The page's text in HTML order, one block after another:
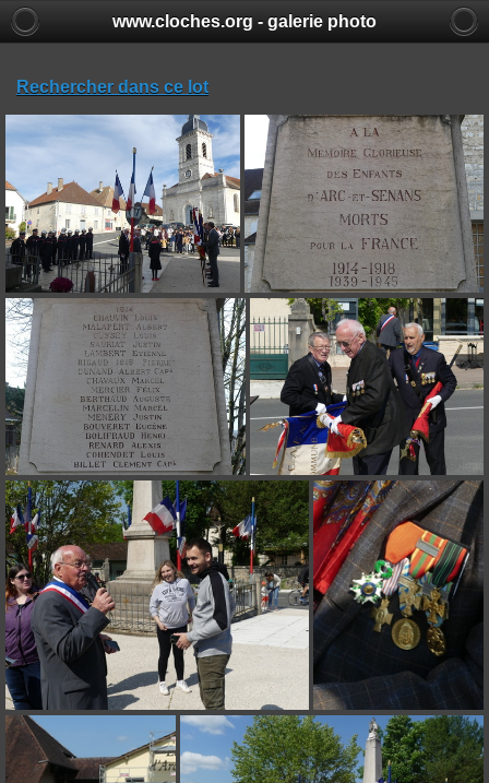
www.cloches.org - galerie photo
Rechercher dans ce lot